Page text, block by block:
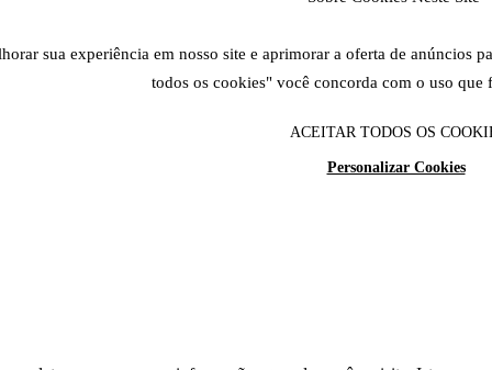
sua experiência em nosso site e aprimorar a oferta de anúncios
todos os cookies" você concorda com o uso que
ACEITAR TODOS OS
Personalizar Cookies